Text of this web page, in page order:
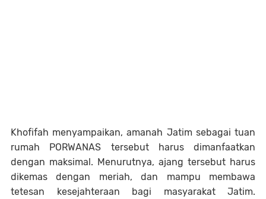
Khofifah menyampaikan, amanah Jatim sebagai tuan
rumah PORWANAS tersebut harus dimanfaatkan
dengan maksimal. Menurutnya, ajang tersebut harus
dikemas dengan meriah, dan mampu membawa
tetesan kesejahteraan bagi masyarakat Jatim.